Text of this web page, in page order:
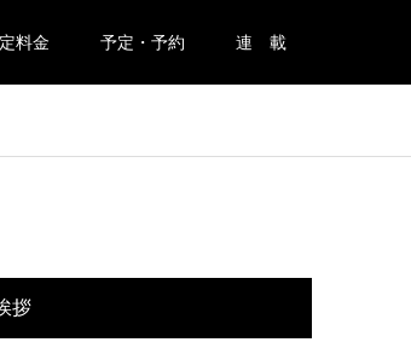
料金 予定・予約 連 載
拶